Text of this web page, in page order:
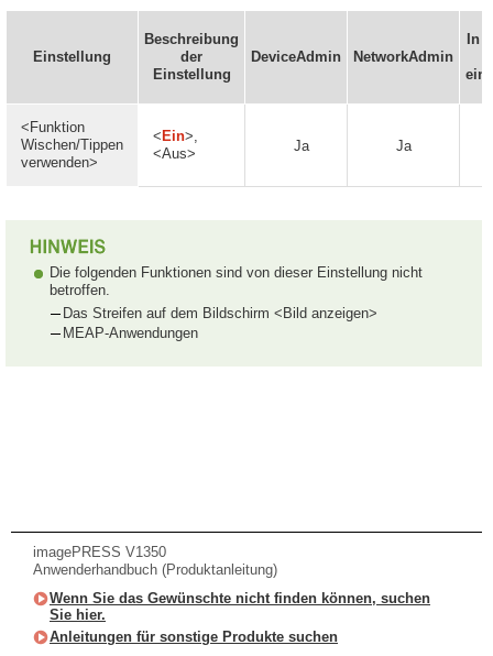
Einstellung
Beschreibung
der
Einstellung
DeviceAdmin NetworkAdmin
In
<Funktion
Wischen/Tippen
verwenden>
< Ein>,
<Aus>
Ja Ja
Die folgenden Funktionen sind von dieser Einstellung nicht
betroffen.
Das Streifen auf dem Bildschirm <Bild anzeigen>
MEAP-Anwendungen
imagePRESS V1350
Anwenderhandbuch (Produktanleitung)
Wenn Sie das Gewünschte nicht finden können, suchen
Sie hier.
Anleitungen für sonstige Produkte suchen